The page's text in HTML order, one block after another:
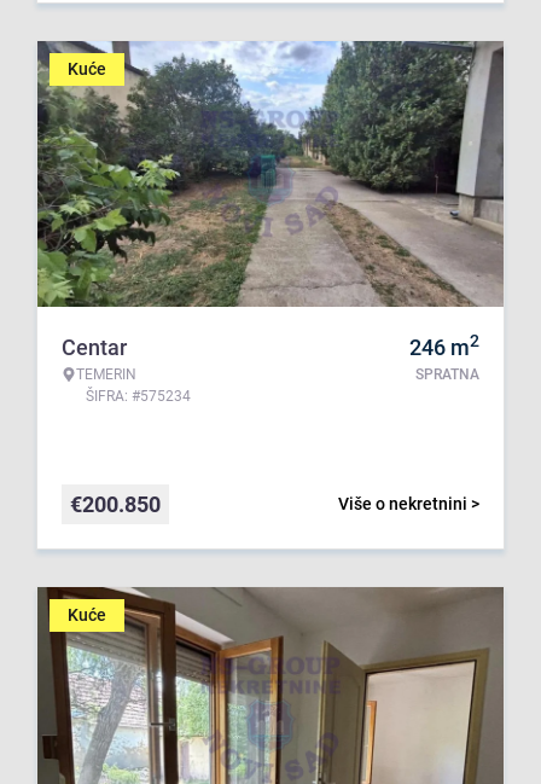
Kuće
Centar
TEMERIN
ŠIFRA: #575234
246 m2
SPRATNA
Više o nekretnini >
€200.850
Kuće